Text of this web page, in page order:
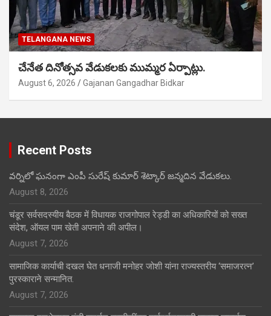
TELANGANA NEWS
చేనేత దినోత్సవ వేడుకలకు ముమ్మర ఏర్పాట్లు.
August 6, 2026 Gajanan Gangadhar Bidkar
Recent Posts
వర్నిలో ఘనంగా ఎంపీ సురేష్ కుమార్ శెట్కార్ జన్మదిన వేడుకలు.
August 8, 2026
चंडूर सर्वसदस्यीय बैठक में विधायक राजगोपाल रेड्डी का अधिकारियों को सख्त
संदेश, ऑयल पाम खेती अपनाने की अपील।
August 7, 2026
सामाजिक कार्याची दखल घेत धनाजी मनोहर जोशी यांना राज्यस्तरीय ‘समाजरत्न’
पुरस्काराने सन्मानित.
August 7, 2026